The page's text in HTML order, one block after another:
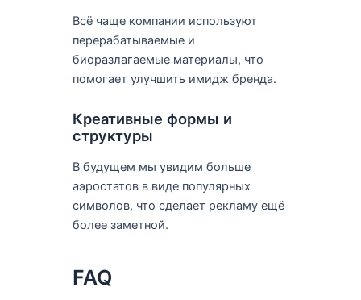
Всё чаще компании используют
перерабатываемые и
биоразлагаемые материалы, что
помогает улучшить имидж бренда.
Креативные формы и
структуры
В будущем мы увидим больше
аэростатов в виде популярных
символов, что сделает рекламу ещё
более заметной.
FAQ